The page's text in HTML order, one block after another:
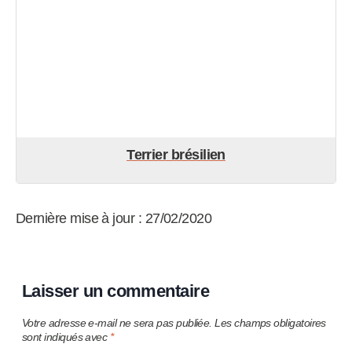
Terrier brésilien
Dernière mise à jour : 27/02/2020
Laisser un commentaire
Votre adresse e-mail ne sera pas publiée. Les champs obligatoires
sont indiqués avec *